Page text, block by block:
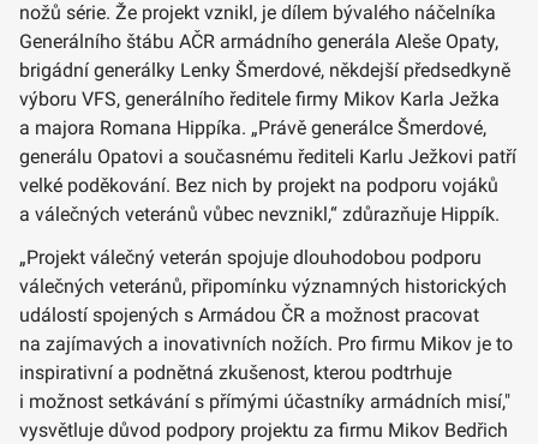
nožů série. Že projekt vznikl, je dílem bývalého náčelníka
Generálního štábu AČR armádního generála Aleše Opaty,
brigádní generálky Lenky Šmerdové, někdejší předsedkyně
výboru VFS, generálního ředitele firmy Mikov Karla Ježka
a majora Romana Hippíka. „Právě generálce Šmerdové,
generálu Opatovi a současnému řediteli Karlu Ježkovi patří
velké poděkování. Bez nich by projekt na podporu vojáků
a válečných veteránů vůbec nevznikl,“ zdůrazňuje Hippík.
„Projekt válečný veterán spojuje dlouhodobou podporu
válečných veteránů, připomínku významných historických
událostí spojených s Armádou ČR a možnost pracovat
na zajímavých a inovativních nožích. Pro firmu Mikov je to
inspirativní a podnětná zkušenost, kterou podtrhuje
i možnost setkávání s přímými účastníky armádních misí,"
vysvětluje důvod podpory projektu za firmu Mikov Bedřich